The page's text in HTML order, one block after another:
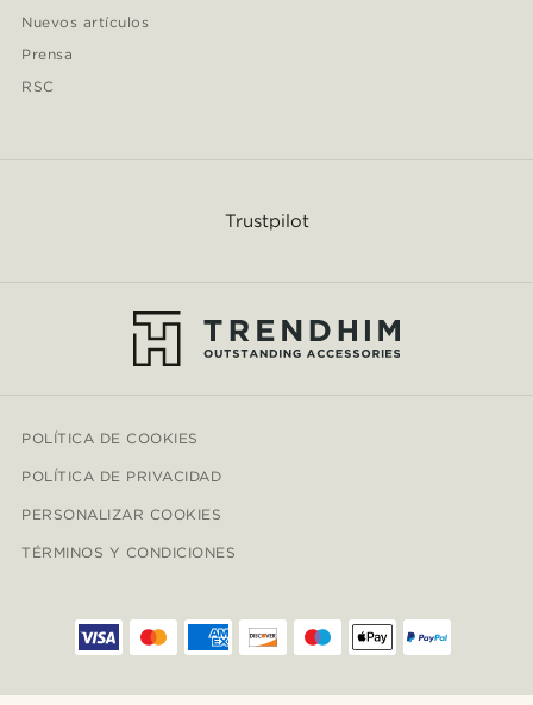
Nuevos artículos
Prensa
RSC
Trustpilot
POLÍTICA DE COOKIES
POLÍTICA DE PRIVACIDAD
PERSONALIZAR COOKIES
TÉRMINOS Y CONDICIONES